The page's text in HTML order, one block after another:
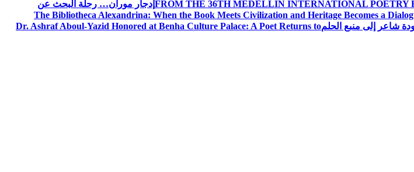
FROM THE 36TH MEDELLÍN INTERNATIONAL POETRY إدجار موران… رحلة البحث عن
The Bibliotheca Alexandrina: When the Book Meets Civilization and Heritage Becomes a
شاعر إلى منبع الحلمDr. Ashraf Aboul-Yazid Honored at Benha Culture Palace: A Poet Returns to